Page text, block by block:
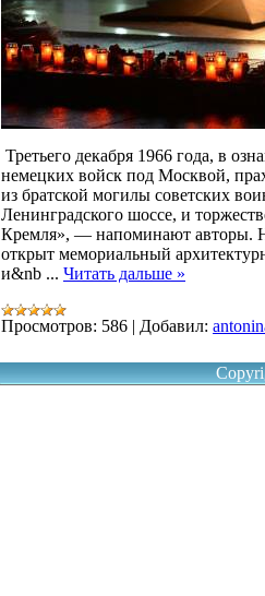
Третьего декабря 1966 года, в
немецких войск под Москвой,
из братской могилы советских
Ленинградского шоссе, и
Кремля», — напоминают авторы.
открыт мемориальный
и&nb ... Читать дальше »
Просмотров: 586 | Добавил: